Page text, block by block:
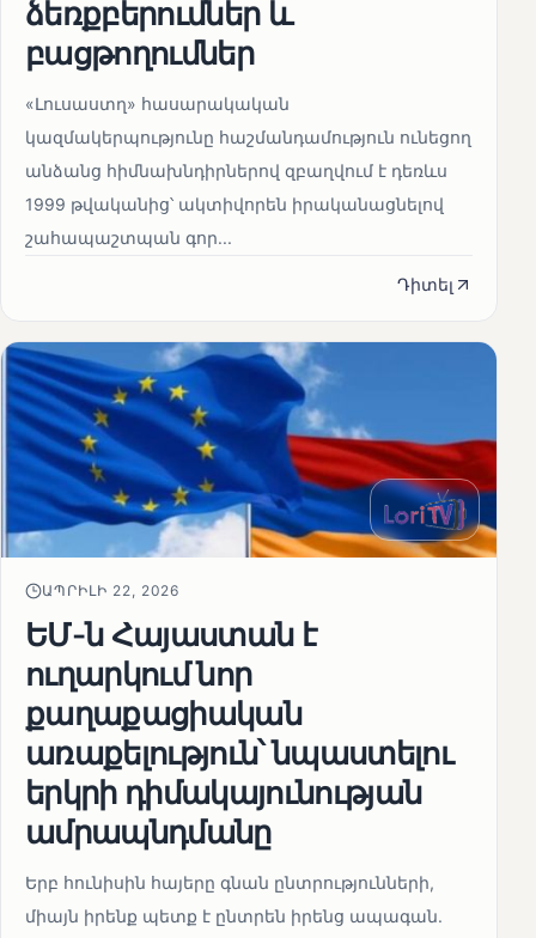
ձեռքբերումներ և
բացթողումներ
«Լուսաստղ» հասարակական
կազմակերպությունը հաշմանդամություն ունեցող
անձանց հիմնախնդիրներով զբաղվում է դեռևս
1999 թվականից՝ ակտիվորեն իրականացնելով
շահապաշտպան գոր...
Դիտել
ԱՊՐԻԼԻ 22, 2026
ԵՄ-ն Հայաստան է
ուղարկում նոր
քաղաքացիական
առաքելություն՝ նպաստելու
երկրի դիմակայունության
ամրապնդմանը
Երբ հունիսին հայերը գնան ընտրությունների,
միայն իրենք պետք է ընտրեն իրենց ապագան.